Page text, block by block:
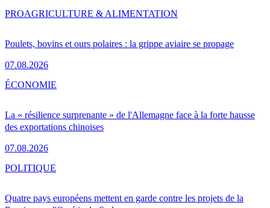
Poulets, bovins et ours polaires : la grippe aviaire se propage
07.08.2026
PROAGRICULTURE & ALIMENTATION
La « résilience surprenante » de l'Allemagne face à la forte hausse
des exportations chinoises
07.08.2026
ÉCONOMIE
Quatre pays européens mettent en garde contre les projets de la
POLITIQUE